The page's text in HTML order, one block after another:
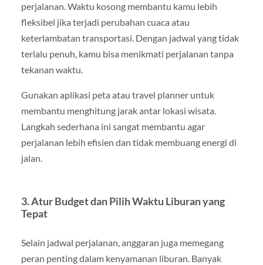
perjalanan. Waktu kosong membantu kamu lebih
fleksibel jika terjadi perubahan cuaca atau
keterlambatan transportasi. Dengan jadwal yang tidak
terlalu penuh, kamu bisa menikmati perjalanan tanpa
tekanan waktu.
Gunakan aplikasi peta atau travel planner untuk
membantu menghitung jarak antar lokasi wisata.
Langkah sederhana ini sangat membantu agar
perjalanan lebih efisien dan tidak membuang energi di
jalan.
3. Atur Budget dan Pilih Waktu Liburan yang
Tepat
Selain jadwal perjalanan, anggaran juga memegang
peran penting dalam kenyamanan liburan. Banyak